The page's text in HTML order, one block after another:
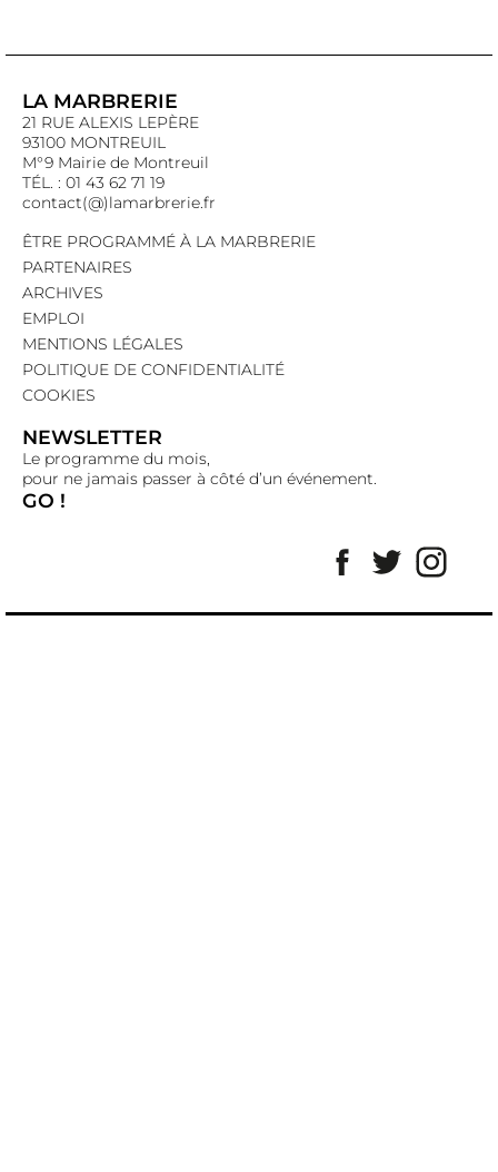
LA MARBRERIE
21 RUE ALEXIS LEPÈRE
93100 MONTREUIL
M°9 Mairie de Montreuil
TÉL. : 01 43 62 71 19
contact(@)lamarbrerie.fr
ÊTRE PROGRAMMÉ À LA MARBRERIE
PARTENAIRES
ARCHIVES
EMPLOI
MENTIONS LÉGALES
POLITIQUE DE CONFIDENTIALITÉ
COOKIES
NEWSLETTER
Le programme du mois,
pour ne jamais passer à côté d’un événement.
GO !
Facebook
Twitter